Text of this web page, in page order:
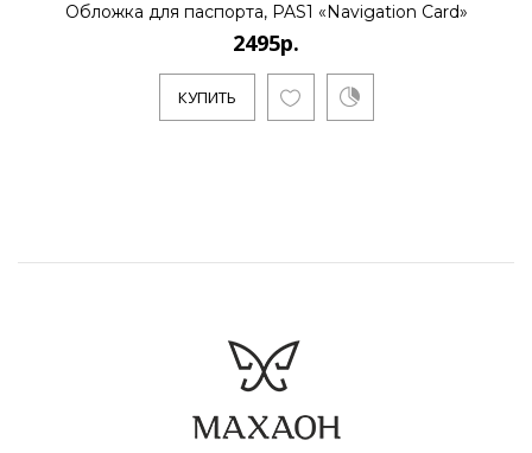
Обложка для паспорта, PAS1 «Navigation Card»
2495р.
КУПИТЬ